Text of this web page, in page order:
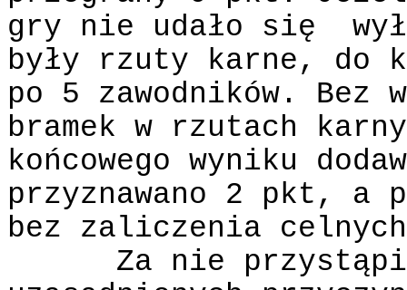
gry nie udało się
były rzuty karne, do
po 5 zawodników. Bez
bramek w rzutach
końcowego wyniku
przyznawano 2 pkt, a
bez zaliczenia
Za nie